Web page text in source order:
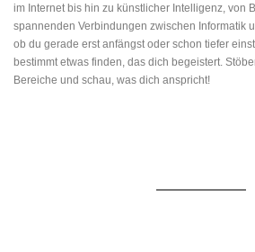
im Internet bis hin zu künstlicher Intelligenz, von
spannenden Verbindungen zwischen Informatik
ob du gerade erst anfängst oder schon tiefer
bestimmt etwas finden, das dich begeistert.
Bereiche und schau, was dich anspricht!